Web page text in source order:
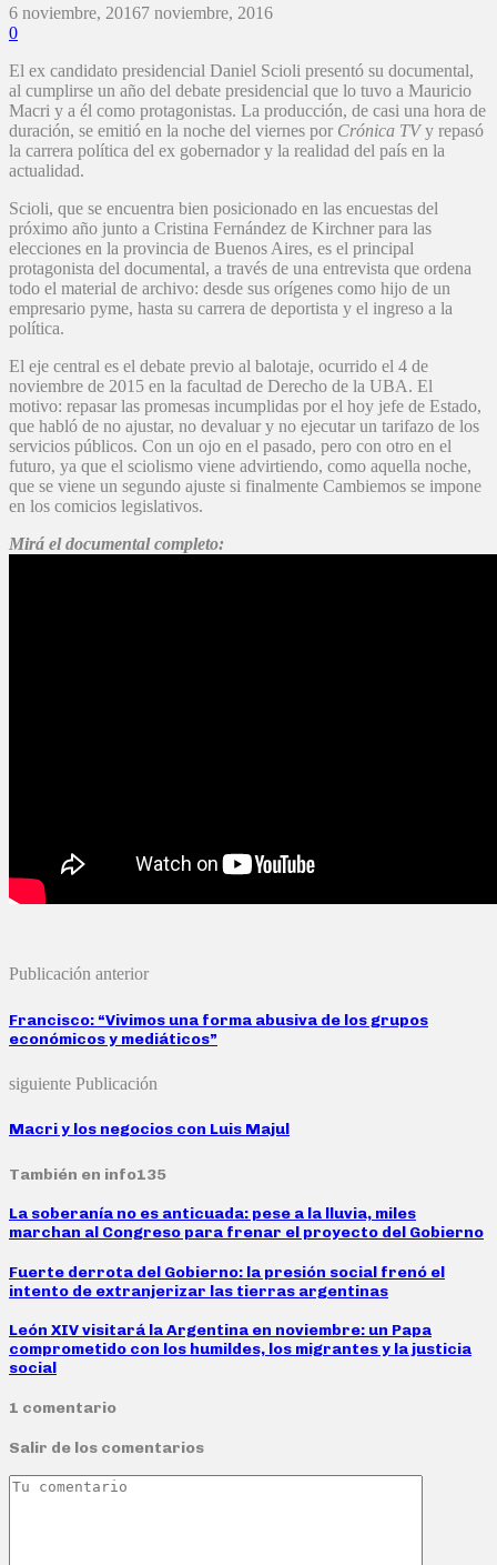
6 noviembre, 20167 noviembre, 2016
0
El ex candidato presidencial Daniel Scioli presentó su documental,
al cumplirse un año del debate presidencial que lo tuvo a Mauricio
Macri y a él como protagonistas. La producción, de casi una hora de
duración, se emitió en la noche del viernes por Crónica TVy repasó
la carrera política del ex gobernador y la realidad del país en la
actualidad.
Scioli, que se encuentra bien posicionado en las encuestas del
próximo año junto a Cristina Fernández de Kirchner para las
elecciones en la provincia de Buenos Aires, es el principal
protagonista del documental, a través de una entrevista que ordena
todo el material de archivo: desde sus orígenes como hijo de un
empresario pyme, hasta su carrera de deportista y el ingreso a la
política.
El eje central es el debate previo al balotaje, ocurrido el 4 de
noviembre de 2015 en la facultad de Derecho de la UBA. El
motivo: repasar las promesas incumplidas por el hoy jefe de Estado,
que habló de no ajustar, no devaluar y no ejecutar un tarifazo de los
servicios públicos. Con un ojo en el pasado, pero con otro en el
futuro, ya que el sciolismo viene advirtiendo, como aquella noche,
que se viene un segundo ajuste si finalmente Cambiemos se impone
en los comicios legislativos.
Mirá el documental completo:
Publicación anterior
Francisco: “Vivimos una forma abusiva de los grupos
económicos y mediáticos”
siguiente Publicación
Macri y los negocios con Luis Majul
También en info135
La soberanía no es anticuada: pese a la lluvia, miles
marchan al Congreso para frenar el proyecto del Gobierno
Fuerte derrota del Gobierno: la presión social frenó el
intento de extranjerizar las tierras argentinas
León XIV visitará la Argentina en noviembre: un Papa
comprometido con los humildes, los migrantes y la justicia
social
1 comentario
Salir de los comentarios